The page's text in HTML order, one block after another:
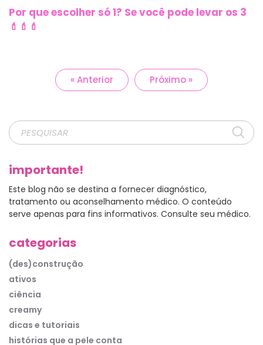
Por que escolher só 1? Se você pode levar os 3
💄💄💄
« Anterior Próximo »
importante!
Este blog não se destina a fornecer diagnóstico,
tratamento ou aconselhamento médico. O conteúdo
serve apenas para fins informativos. Consulte seu médico.
categorias
(des)construção
ativos
ciência
creamy
dicas e tutoriais
histórias que a pele conta